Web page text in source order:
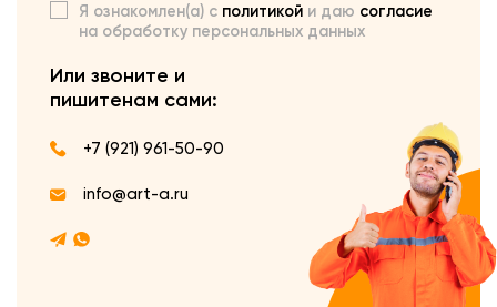
Я ознакомлен(а) с политикой и даю согласие
на обработку персональных данных
Или звоните и
пишитенам сами:
+7 (921) 961-50-90
info@art-a.ru